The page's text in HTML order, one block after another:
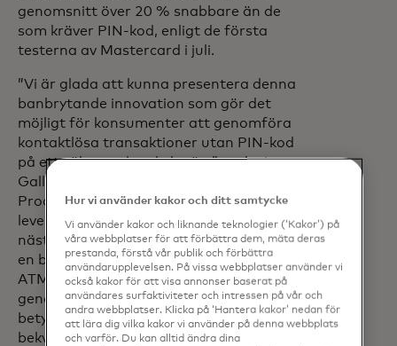
genomsnitt över 20 % snabbare än de
som kräver PIN-kod, enligt de första
testerna av Mastercard i juli.
”Vi är glada att kunna presentera denna
banbrytande innovation som gör det
möjligt för konsumenter att genomföra
kontaktlösa transaktioner utan PIN-kod
på ett säkert och enkelt sätt”, sade Joe
Gallagher, senior vice president,
Products, NCR Atleos Som en ledande
leverantör av självbetjäningsteknik i
nästan 50 år har vi hjälpt till att leverera
en betydande del av de över 86 miljarder
ATM-transaktioner per år som
genomförs globalt. "Detta markerar ett
betydande framsteg i att förbättra
bekvämligheten och hastigheten för
Hur vi använder kakor och ditt samtycke
Vi använder kakor och liknande teknologier (‘Kakor’) på
våra webbplatser för att förbättra dem, mäta deras
prestanda, förstå vår publik och förbättra
användarupplevelsen. På vissa webbplatser använder vi
också kakor för att visa annonser baserat på
användares surfaktiviteter och intressen på vår och
andra webbplatser. Klicka på ‘Hantera kakor’ nedan för
att lära dig vilka kakor vi använder på denna webbplats
och varför. Du kan alltid ändra dina